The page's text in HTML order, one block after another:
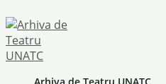
to
content